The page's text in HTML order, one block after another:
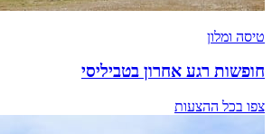
טיסה ומלון
חופשות רגע אחרון בטביליסי
צפו בכל ההצעות